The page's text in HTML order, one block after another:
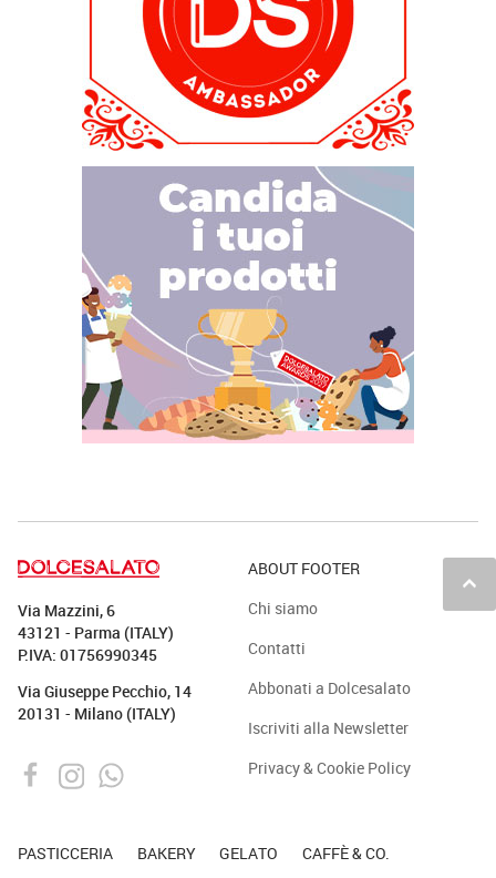
keyboard_arrow_up
Via Mazzini, 6
43121 - Parma (ITALY)
P.IVA: 01756990345
Via Giuseppe Pecchio, 14
20131 - Milano (ITALY)
ABOUT FOOTER
Chi siamo
Contatti
Abbonati a Dolcesalato
Iscriviti alla Newsletter
Privacy & Cookie Policy
PASTICCERIA BAKERY GELATO CAFFÈ & CO.